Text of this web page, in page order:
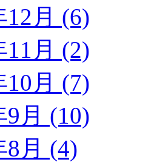
12月 (6)
11月 (2)
10月 (7)
9月 (10)
8月 (4)